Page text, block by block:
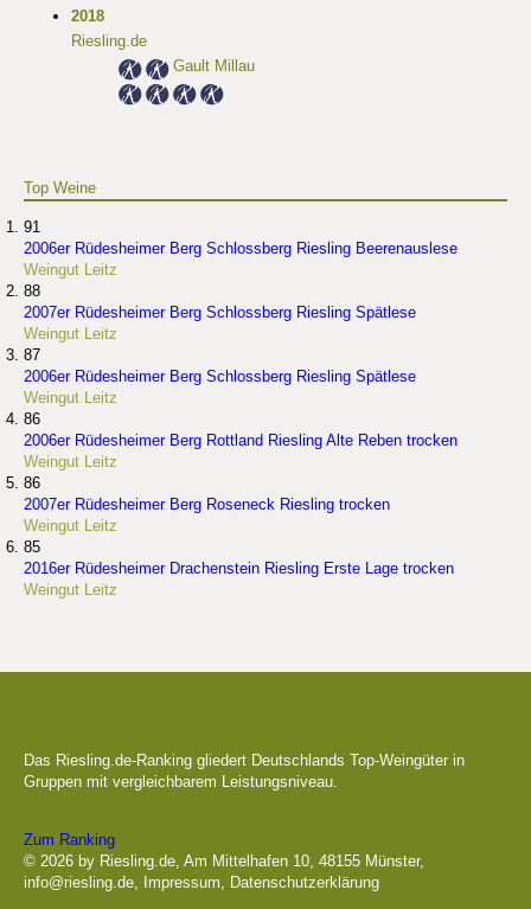
2018
Riesling.de
Gault Millau
Top Weine
91
2006er Rüdesheimer Berg Schlossberg Riesling Beerenauslese
Weingut Leitz
88
2007er Rüdesheimer Berg Schlossberg Riesling Spätlese
Weingut Leitz
87
2006er Rüdesheimer Berg Schlossberg Riesling Spätlese
Weingut Leitz
86
2006er Rüdesheimer Berg Rottland Riesling Alte Reben trocken
Weingut Leitz
86
2007er Rüdesheimer Berg Roseneck Riesling trocken
Weingut Leitz
85
2016er Rüdesheimer Drachenstein Riesling Erste Lage trocken
Weingut Leitz
Das Riesling.de-Ranking gliedert Deutschlands Top-Weingüter in
Gruppen mit vergleichbarem Leistungsniveau.
Zum Ranking
© 2026 by Riesling.de, Am Mittelhafen 10, 48155 Münster,
info@riesling.de, Impressum, Datenschutzerklärung